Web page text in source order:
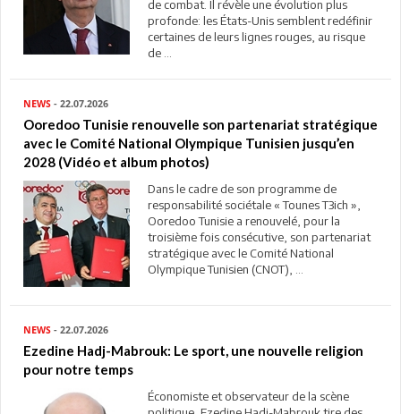
de combat. Il révèle une évolution plus
profonde: les États-Unis semblent redéfinir
certaines de leurs lignes rouges, au risque
de ...
NEWS - 22.07.2026
Ooredoo Tunisie renouvelle son partenariat stratégique
avec le Comité National Olympique Tunisien jusqu’en
2028 (Vidéo et album photos)
Dans le cadre de son programme de
responsabilité sociétale « Tounes T3ich »,
Ooredoo Tunisie a renouvelé, pour la
troisième fois consécutive, son partenariat
stratégique avec le Comité National
Olympique Tunisien (CNOT), ...
NEWS - 22.07.2026
Ezedine Hadj-Mabrouk: Le sport, une nouvelle religion
pour notre temps
Économiste et observateur de la scène